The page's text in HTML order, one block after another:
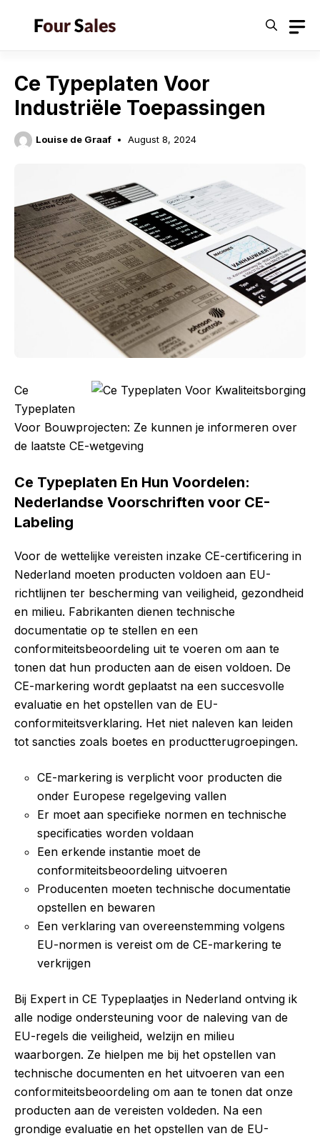
Ce Typeplaten Voor
Industriële Toepassingen
Louise de Graaf August 8, 2024
Ce
Typeplaten
Voor Bouwprojecten: Ze kunnen je informeren over
de laatste CE-wetgeving
Ce Typeplaten En Hun Voordelen:
Nederlandse Voorschriften voor CE-
Labeling
Voor de wettelijke vereisten inzake CE-certificering in
Nederland moeten producten voldoen aan EU-
richtlijnen ter bescherming van veiligheid, gezondheid
en milieu. Fabrikanten dienen technische
documentatie op te stellen en een
conformiteitsbeoordeling uit te voeren om aan te
tonen dat hun producten aan de eisen voldoen. De
CE-markering wordt geplaatst na een succesvolle
evaluatie en het opstellen van de EU-
conformiteitsverklaring. Het niet naleven kan leiden
tot sancties zoals boetes en productterugroepingen.
CE-markering is verplicht voor producten die
onder Europese regelgeving vallen
Er moet aan specifieke normen en technische
specificaties worden voldaan
Een erkende instantie moet de
conformiteitsbeoordeling uitvoeren
Producenten moeten technische documentatie
opstellen en bewaren
Een verklaring van overeenstemming volgens
EU-normen is vereist om de CE-markering te
verkrijgen
Bij Expert in CE Typeplaatjes in Nederland ontving ik
alle nodige ondersteuning voor de naleving van de
EU-regels die veiligheid, welzijn en milieu
waarborgen. Ze hielpen me bij het opstellen van
technische documenten en het uitvoeren van een
conformiteitsbeoordeling om aan te tonen dat onze
producten aan de vereisten voldeden. Na een
grondige evaluatie en het opstellen van de EU-